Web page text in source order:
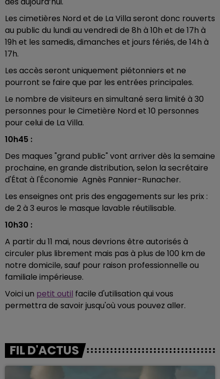
Les cimetières Nord et de La Villa seront donc rouverts
au public du lundi au vendredi de 8h à 10h et de 17h à
19h et les samedis, dimanches et jours fériés, de 14h à
17h.
Les accès seront uniquement piétonniers et ne
pourront se faire que par les entrées principales.
Le nombre de visiteurs en simultané sera limité à 30
personnes pour le Cimetière Nord et 10 personnes
pour celui de La Villa.
10h45 :
Des maques "grand public" vont arriver dès la semaine
prochaine, en grande distribution, selon la secrétaire
d'État à l'Économie Agnès Pannier-Runacher.
Les enseignes ont pris des engagements sur les prix :
de 2 à 3 euros le masque lavable réutilisable.
10h30 :
A partir du 11 mai, nous devrions être autorisés à
circuler plus librement mais pas à plus de 100 km de
notre domicile, sauf pour raison professionnelle ou
familiale impérieuse.
Voici un petit outil facile d'utilisation qui vous
permettra de savoir jusqu'où vous pouvez aller.
FIL D'ACTUS